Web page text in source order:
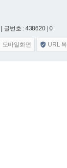
| 글번호 : 438620 | 0
모바일화면  URL